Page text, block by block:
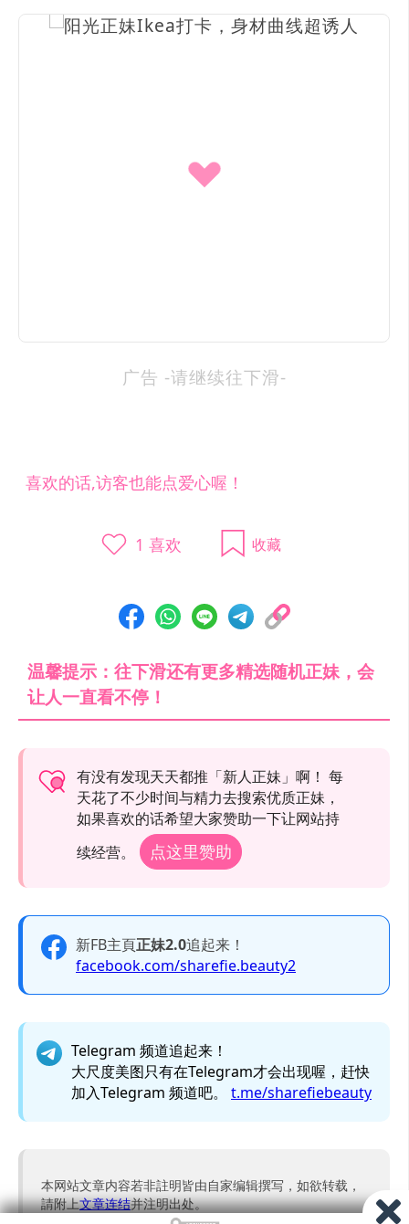
广告 -请继续往下滑-
喜欢的话,访客也能点爱心喔！
1 喜欢 收藏
温馨提示：往下滑还有更多精选随机正妹，会
让人一直看不停！
有没有发现天天都推「新人正妹」啊！ 每
天花了不少时间与精力去搜索优质正妹，
如果喜欢的话希望大家赞助一下让网站持
续经营。
点这里赞助
新FB主頁正妹2.0追起来！
facebook.com/sharefie.beauty2
Telegram 频道追起来！
大尺度美图只有在Telegram才会出现喔，赶快
加入Telegram 频道吧。 t.me/sharefiebeauty
本网站文章内容若非註明皆由自家编辑撰写，如欲转载，
請附上文章连结并注明出处。